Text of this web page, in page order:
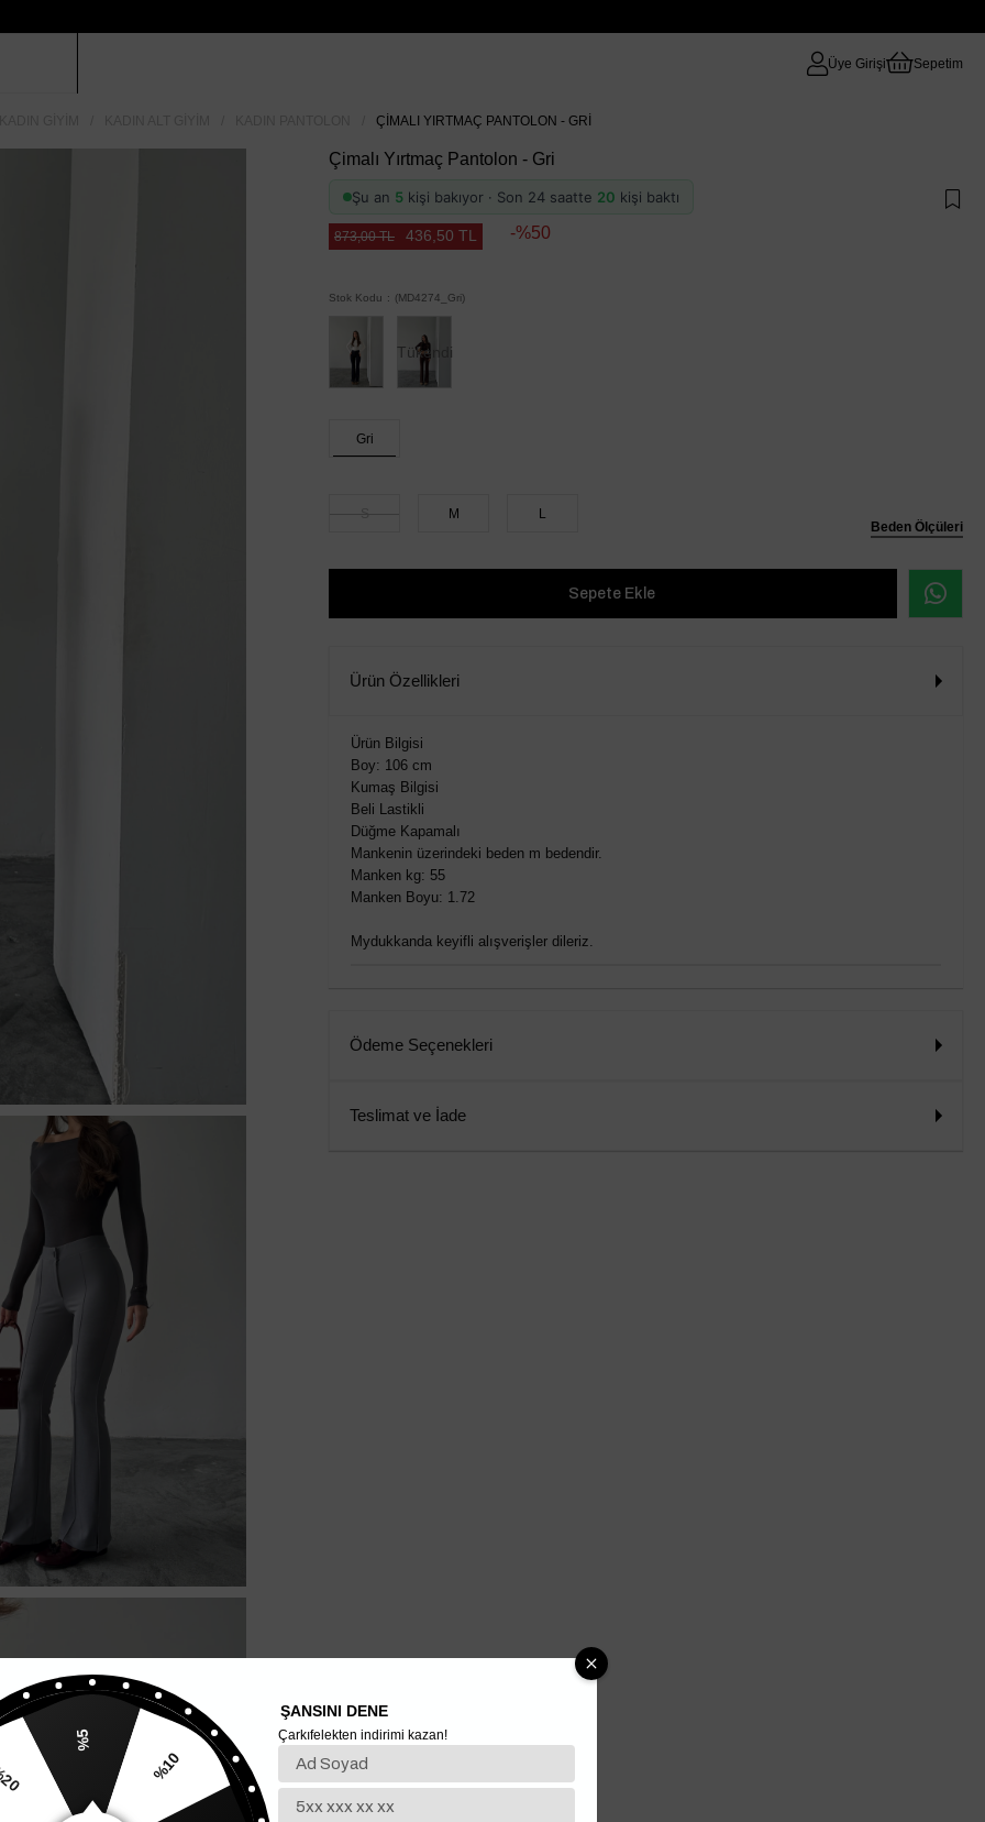
Üye Girişi Sepetim
ÇIMALI YIRTMAÇ PANTOLON - GRI
Çimalı Yırtmaç Pantolon - Gri
Şu an 5 kişi bakıyor · Son 24 saatte 20 kişi baktı
873,00 TL 436,50 TL 50
Stok Kodu (MD4274_Gri)
Tükendi
Beden Ölçüleri
Gri
M L
Ürün Özellikleri
Ürün Bilgisi
Boy: 106 cm
Kumaş Bilgisi
Beli Lastikli
Düğme Kapamalı
Mankenin üzerindeki beden m bedendir.
Manken kg: 55
Manken Boyu: 1.72
Mydukkanda keyifli alışverişler dileriz.
Ödeme Seçenekleri
Teslimat ve İade
%5
%10
ŞANSINI DENE
Çarkıfelekten indirimi kazan!